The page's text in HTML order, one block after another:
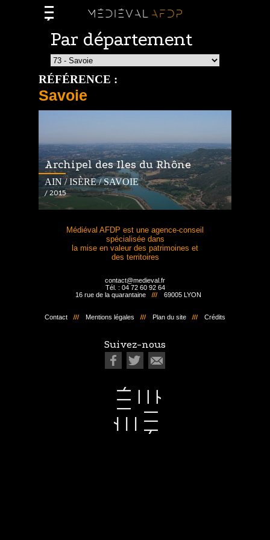
Par département
RÉFÉRENCE :
Savoie
Archipel des Iles du Rhône
AIN / ISÈRE / SAVOIE
/ 2015
Médiéval AFDP est une agence-conseil
spécialisée dans
la mise en valeur des patrimoines et
des territoires
contact@medieval.fr
Tél. : 04 72 60 92 64
69005 LYON
16 rue de la quarantaine
Contact Mentions légales Plan du site Crédits
Suivez-nous